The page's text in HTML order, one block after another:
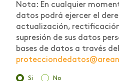
Nota: En cualquier
datos podrá ejercer el
actualización,
supresión de sus datos
bases de datos a través
Si No